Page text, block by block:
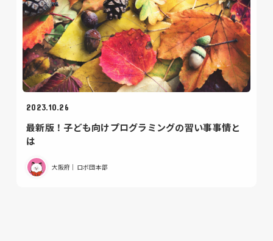
2023.10.26
最新版！子ども向けプログラミングの習い事事情と
は
大阪府｜ロボ団本部